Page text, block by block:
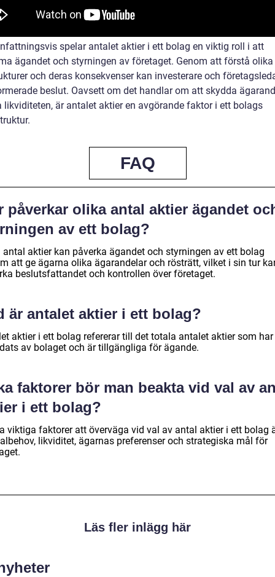
spelar antalet aktier i ett bolag en viktig roll i att
ägandet och styrningen av företaget. Genom att förstå olika
och deras konsekvenser kan investerare och
beslut. Oavsett om det handlar om att skydda
likviditeten, är antalet aktier en avgörande faktor i ett bolags
FAQ
påverkar olika antal aktier ägandet
av ett bolag?
antal aktier kan påverka ägandet och styrningen av ett bolag
att ge ägarna olika ägarandelar och rösträtt, vilket i sin tur
beslutsfattandet och kontrollen över företaget.
är antalet aktier i ett bolag?
aktier i ett bolag refererar till det totala antalet aktier som har
av bolaget och är tillgängliga för ägande.
faktorer bör man beakta vid val av
i ett bolag?
viktiga faktorer att överväga vid val av antal aktier i ett bolag
likviditet, ägarnas preferenser och strategiska mål för
Läs fler inlägg här